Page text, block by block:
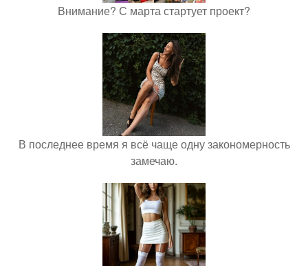
Внимание? С марта стартует проект?
В последнее время я всё чаще одну закономерность
замечаю.